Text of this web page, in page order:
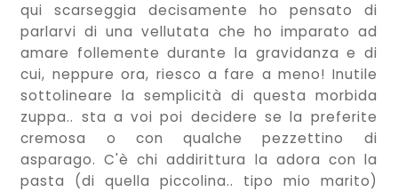
qui scarseggia decisamente ho pensato di
parlarvi di una vellutata che ho imparato ad
amare follemente durante la gravidanza e di
cui, neppure ora, riesco a fare a meno! Inutile
sottolineare la semplicità di questa morbida
zuppa.. sta a voi poi decidere se la preferite
cremosa o con qualche pezzettino di
asparago. C'è chi addirittura la adora con la
pasta (di quella piccolina.. tipo mio marito)